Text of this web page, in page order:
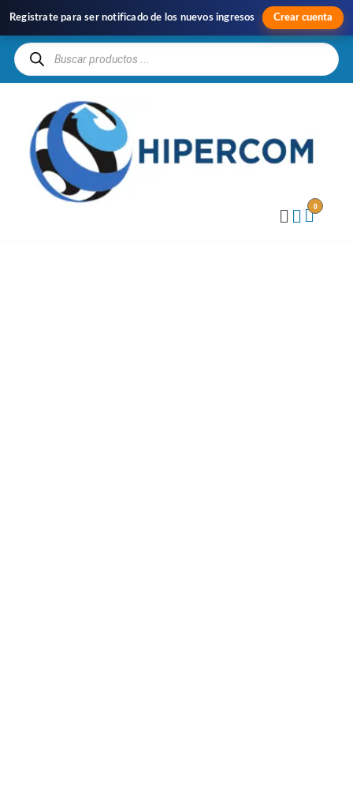
Registrate para ser notificado de los nuevos ingresos Crear cuenta
0